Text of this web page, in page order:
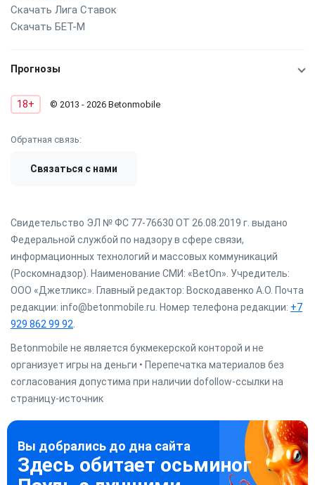
Скачать Лига Ставок
Скачать БЕТ-М
Прогнозы
18+ © 2013 - 2026 Betonmobile
Обратная связь:
Связаться с нами
Свидетельство ЭЛ № ФС 77-76630 ОТ 26.08.2019 г. выдано
Федеральной службой по надзору в сфере связи,
информационных технологий и массовых коммуникаций
(Роскомнадзор). Наименование СМИ: «BetOn». Учредитель:
ООО «Джетликс». Главный редактор: Воскодавенко А.О. Почта
редакции: info@betonmobile.ru. Номер телефона редакции: +7
929 862 99 92
Betonmobile не является букмекерской конторой и не
организует игры на деньги • Перепечатка материалов без
согласования допустима при наличии dofollow-ссылки на
страницу-источник